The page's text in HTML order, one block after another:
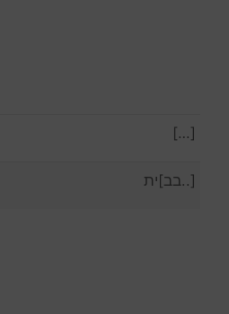
[…]
[..בב]ית